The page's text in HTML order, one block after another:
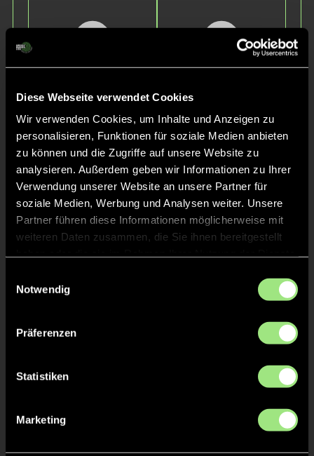
Diese Webseite verwendet Cookies
Wir verwenden Cookies, um Inhalte und Anzeigen zu
personalisieren, Funktionen für soziale Medien anbieten
zu können und die Zugriffe auf unsere Website zu
analysieren. Außerdem geben wir Informationen zu Ihrer
Verwendung unserer Website an unsere Partner für
soziale Medien, Werbung und Analysen weiter. Unsere
Partner führen diese Informationen möglicherweise mit
weiteren Daten zusammen, die Sie ihnen bereitgestellt
Notwendig
Präferenzen
Statistiken
Marketing
Robert
B.
Tobias
S.
Lean
Joost